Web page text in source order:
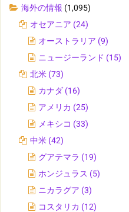
海外の情報 (1,095)
オセアニア (24)
オーストラリア (9)
ニュージーランド (15)
北米 (73)
カナダ (16)
アメリカ (25)
メキシコ (33)
中米 (42)
グアテマラ (19)
ホンジュラス (5)
ニカラグア (3)
コスタリカ (12)